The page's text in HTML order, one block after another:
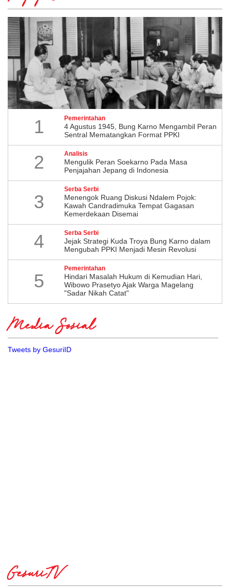
1 Pemerintahan
4 Agustus 1945, Bung Karno Mengambil Peran
Sentral Mematangkan Format PPKI
2 Analisis
Mengulik Peran Soekarno Pada Masa
Penjajahan Jepang di Indonesia
3
Serba Serbi
Menengok Ruang Diskusi Ndalem Pojok:
Kawah Candradimuka Tempat Gagasan
Kemerdekaan Disemai
4 Serba Serbi
Jejak Strategi Kuda Troya Bung Karno dalam
Mengubah PPKI Menjadi Mesin Revolusi
5
Pemerintahan
Hindari Masalah Hukum di Kemudian Hari,
Wibowo Prasetyo Ajak Warga Magelang
"Sadar Nikah Catat"
Media Sosial
Tweets by GesuriID
GesuriTV